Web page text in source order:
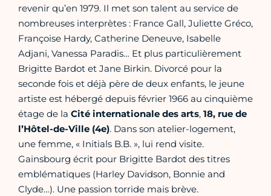
revenir qu’en 1979. Il met son talent au service de
nombreuses interprètes : France Gall, Juliette Gréco,
Françoise Hardy, Catherine Deneuve, Isabelle
Adjani, Vanessa Paradis… Et plus particulièrement
Brigitte Bardot et Jane Birkin. Divorcé pour la
seconde fois et déjà père de deux enfants, le jeune
artiste est hébergé depuis février 1966 au cinquième
étage de la Cité internationale des arts, 18, rue de
l’Hôtel-de-Ville (4e). Dans son atelier-logement,
une femme, « Initials B.B. », lui rend visite.
Gainsbourg écrit pour Brigitte Bardot des titres
emblématiques (Harley Davidson, Bonnie and
Clyde…). Une passion torride mais brève.